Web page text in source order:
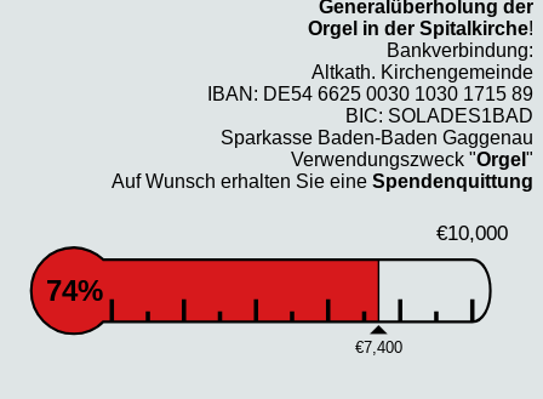
Generalüberholung der
Orgel in der Spitalkirche!
Bankverbindung:
Altkath. Kirchengemeinde
IBAN: DE54 6625 0030 1030 1715 89
BIC: SOLADES1BAD
Sparkasse Baden-Baden Gaggenau
Verwendungszweck "Orgel "
Auf Wunsch erhalten Sie eine Spendenquittung
€10,000
€7,400
74%